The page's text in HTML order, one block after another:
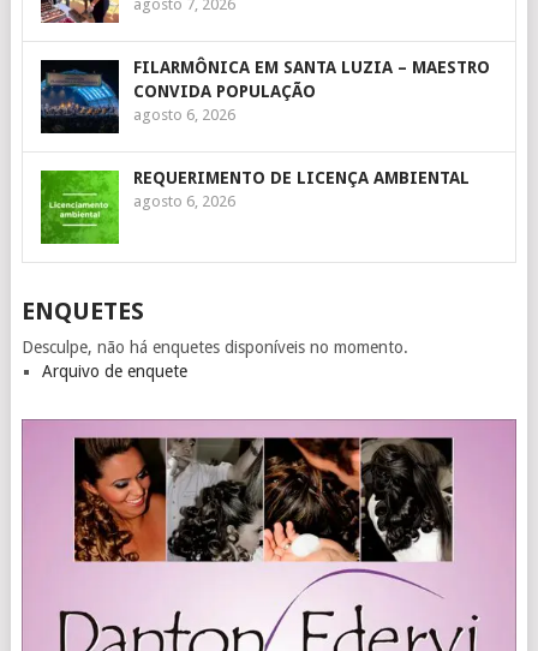
agosto 7, 2026
FILARMÔNICA EM SANTA LUZIA – MAESTRO
CONVIDA POPULAÇÃO
agosto 6, 2026
REQUERIMENTO DE LICENÇA AMBIENTAL
agosto 6, 2026
ENQUETES
Desculpe, não há enquetes disponíveis no momento.
Arquivo de enquete